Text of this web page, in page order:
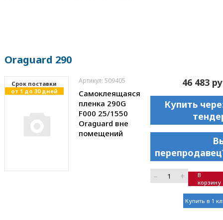
Oraguard 290
Cрок поставки
от 1 до 30 дней
Артикул: 509405
Самоклеящаяся
пленка 290G
F000 25/1550
Oraguard вне
помещений
46 483
Купить
– +
В
корзину
Купить в 1